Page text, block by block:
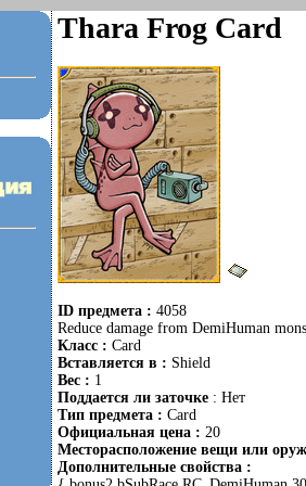
Thara Frog Card
ID предмета :4058
Reduce damage from DemiHuman
Класс :Card
Вставляется в : Shield
Вес : 1
Поддается ли заточке : Нет
Тип предмета :Card
Официальная цена : 20
Месторасположение вещи или
Дополнительные свойства :